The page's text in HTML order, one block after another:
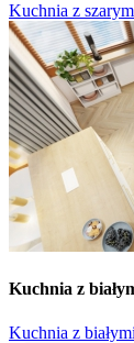
Kuchnia z
Kuchnia z
Kuchnia z